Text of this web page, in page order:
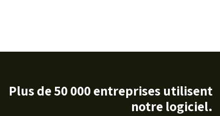
Plus de 50 000 entreprises utilisent
notre logiciel.